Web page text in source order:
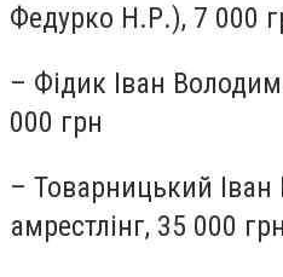
Федурко Н.Р.), 7 000
– Фідик Іван
000 грн
– Товарницький Іван
амрестлінг, 35 000 грн